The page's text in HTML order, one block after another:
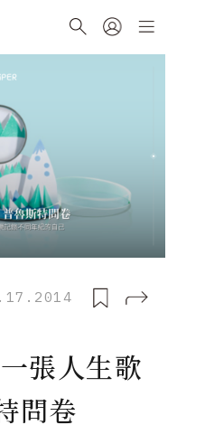
張人生歌
問卷